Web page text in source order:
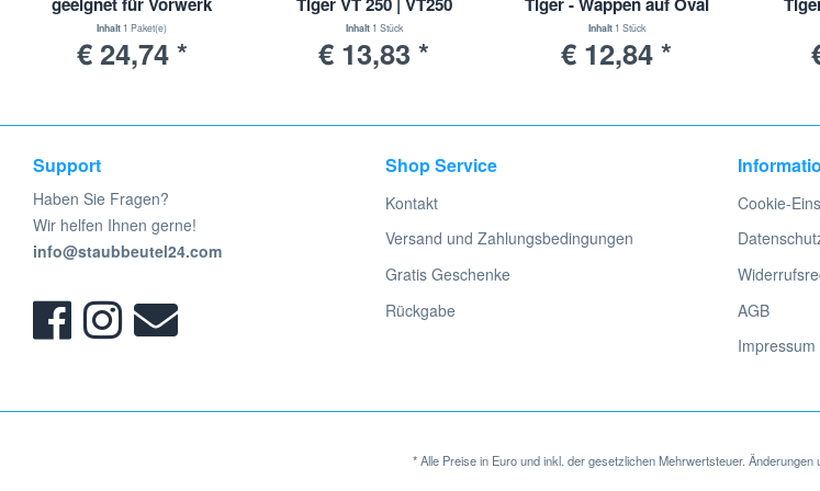
Kobold mit
Wappenanschluss
Inhalt 1 Paket(e)
€ 24,74 *
Inhalt 1 Stück
€ 13,83 *
Inhalt 1 Stück
€ 12,84 *
Support
Haben Sie Fragen?
Wir helfen Ihnen gerne!
info@staubbeutel24.com
Shop Service
Kontakt
Versand und Zahlungsbedingungen
Gratis Geschenke
Rückgabe
Cookie-
AGB
Impressum
* Alle Preise in Euro und inkl. der gesetzlichen Mehrwertsteuer.